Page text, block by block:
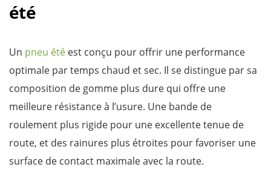
été
Un pneu été est conçu pour offrir une performance
optimale par temps chaud et sec. Il se distingue par sa
composition de gomme plus dure qui offre une
meilleure résistance à l’usure. Une bande de
roulement plus rigide pour une excellente tenue de
route, et des rainures plus étroites pour favoriser une
surface de contact maximale avec la route.